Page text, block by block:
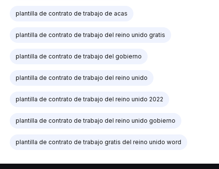
plantilla de contrato de trabajo de acas
plantilla de contrato de trabajo del reino unido gratis
plantilla de contrato de trabajo del gobierno
plantilla de contrato de trabajo del reino unido
plantilla de contrato de trabajo del reino unido 2022
plantilla de contrato de trabajo del reino unido gobierno
plantilla de contrato de trabajo gratis del reino unido word